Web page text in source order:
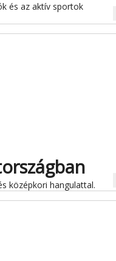
és az aktív sportok
középkori hangulattal.